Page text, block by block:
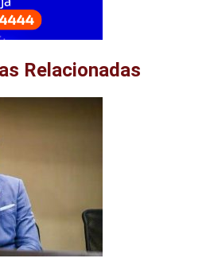
Relacionadas